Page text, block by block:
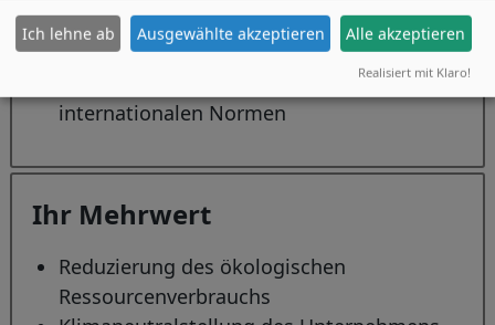
Erarbeitung von Maßnahmen zur CO2-
Reduktion und eines CO2-Ausgleichs
-Footprints nach
internationalen Normen
Ihr Mehrwert
Reduzierung des ökologischen
Ressourcenverbrauchs
Ich lehne ab Ausgewählte akzeptieren Alle akzeptieren
Realisiert mit Klaro!